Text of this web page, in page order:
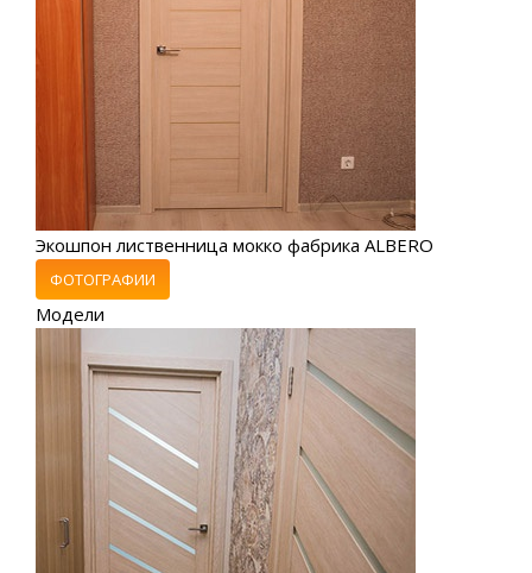
Экошпон лиственница мокко фабрика ALBERO
ФОТОГРАФИИ
Модели